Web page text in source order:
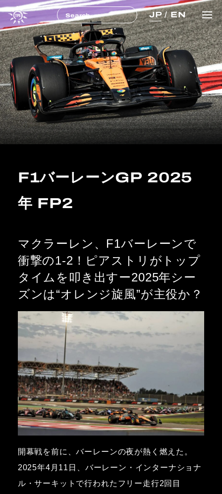
JP/EN
F1バーレーンGP 2025
年 FP2
マクラーレン、F1バーレーンで
衝撃の1-2！ピアストリがトップ
タイムを叩き出すー2025年シー
ズンは“オレンジ旋風”が主役か？
開幕戦を前に、バーレーンの夜が熱く燃えた。
2025年4月11日、バーレーン・インターナショナ
ル・サーキットで行われたフリー走行2回目